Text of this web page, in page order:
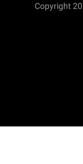
Copyright